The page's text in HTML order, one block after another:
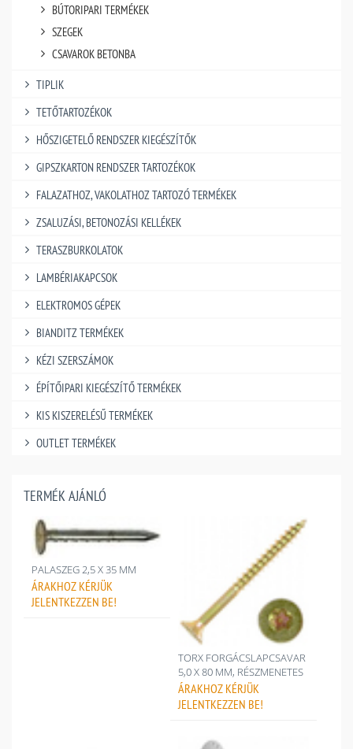
BÚTORIPARI TERMÉKEK
SZEGEK
CSAVAROK BETONBA
TIPLIK
TETŐTARTOZÉKOK
HŐSZIGETELŐ RENDSZER KIEGÉSZÍTŐK
GIPSZKARTON RENDSZER TARTOZÉKOK
FALAZATHOZ, VAKOLATHOZ TARTOZÓ TERMÉKEK
ZSALUZÁSI, BETONOZÁSI KELLÉKEK
TERASZBURKOLATOK
LAMBÉRIAKAPCSOK
ELEKTROMOS GÉPEK
BIANDITZ TERMÉKEK
KÉZI SZERSZÁMOK
ÉPÍTŐIPARI KIEGÉSZÍTŐ TERMÉKEK
KIS KISZERELÉSŰ TERMÉKEK
OUTLET TERMÉKEK
TERMÉK AJÁNLÓ
PALASZEG 2,5 X 35 MM
ÁRAKHOZ KÉRJÜK
JELENTKEZZEN BE!
TORX FORGÁCSLAPCSAVAR
5,0 X 80 MM, RÉSZMENETES
ÁRAKHOZ KÉRJÜK
JELENTKEZZEN BE!